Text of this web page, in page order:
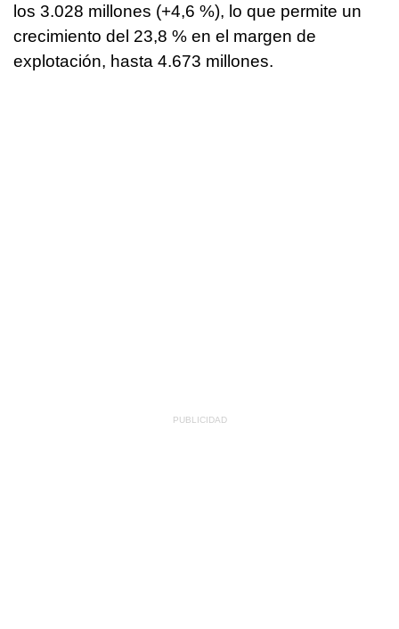
los 3.028 millones (+4,6 %), lo que permite un
crecimiento del 23,8 % en el margen de
explotación, hasta 4.673 millones.